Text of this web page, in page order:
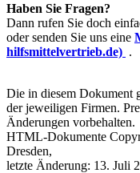
Haben Sie Fragen?
Dann rufen Sie doch
oder senden Sie uns eine
hilfsmittelvertrieb.de) .
Die in diesem Dokument
der jeweiligen Firmen.
Änderungen vorbehalten.
HTML-Dokumente
Dresden,
letzte Änderung: 13. Juli